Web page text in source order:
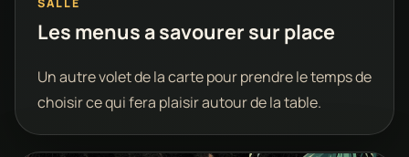
SALLE
Les menus a savourer sur place
Un autre volet de la carte pour prendre le temps de
choisir ce qui fera plaisir autour de la table.